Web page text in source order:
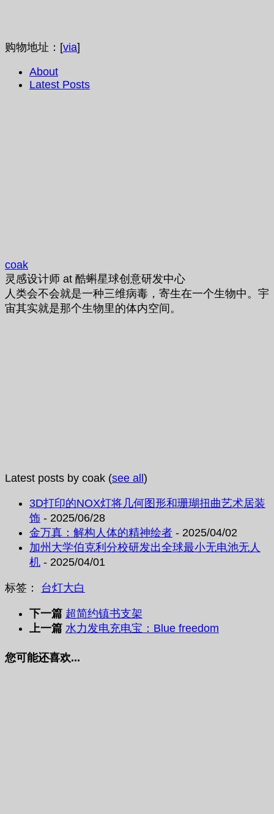
购物地址：[via]
About
Latest Posts
coak
灵感设计师 at 酷蝌星球创意研发中心
人类会不会就是一种三维病毒，寄生在一个生物中。宇
宙其实就是那个生物里的体内空间。
Latest posts by coak (see all)
3D打印的NOX灯将几何图形和珊瑚扭曲艺术居装
饰 - 2025/06/28
金万真：解构人体的精神绘者 - 2025/04/02
加州大学伯克利分校研发出全球最小无电池无人
机 - 2025/04/01
标签： 台灯大白
下一篇 超简约镇书支架
上一篇 水力发电充电宝：Blue freedom
您可能还喜欢...